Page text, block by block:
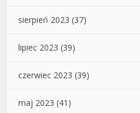
sierpień 2023 (37)
lipiec 2023 (39)
czerwiec 2023 (39)
maj 2023 (41)